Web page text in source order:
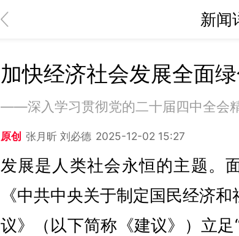
新闻
加快经济社会发展全面
——深入学习贯彻党的二十届四中全会
原创 张月昕 刘必德 2025-12-02 15:27
发展是人类社会永恒的主题。
《中共中央关于制定国民经济
议》（以下简称《建议》）立